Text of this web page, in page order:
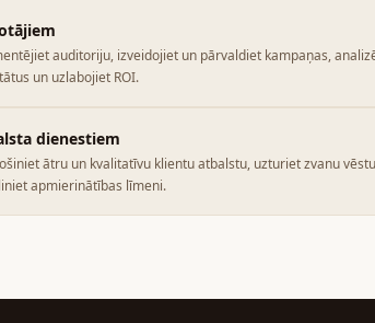
auditoriju, izveidojiet un pārvaldiet kampaņas,
un uzlabojiet ROI.
dienestiem
ātru un kvalitatīvu klientu atbalstu, uzturiet zvanu
apmierinātības līmeni.